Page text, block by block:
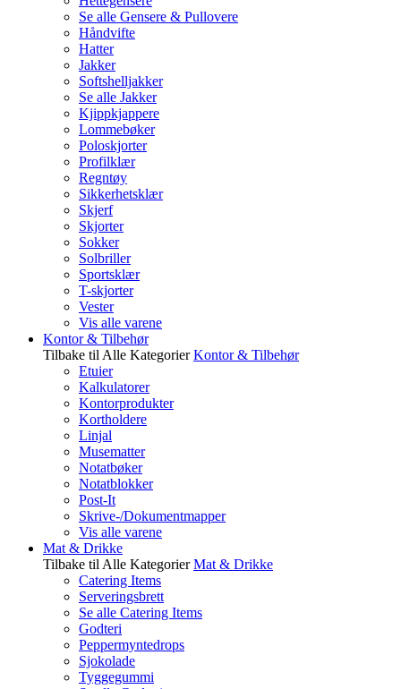
Se alle Gensere & Pullovere
Håndvifte
Hatter
Jakker
Softshelljakker
Se alle Jakker
Kjippkjappere
Lommebøker
Poloskjorter
Profilklær
Regntøy
Sikkerhetsklær
Skjerf
Skjorter
Sokker
Solbriller
Sportsklær
T-skjorter
Vester
Vis alle varene
Kontor & Tilbehør
Tilbake til Alle Kategorier Kontor & Tilbehør
Etuier
Kalkulatorer
Kontorprodukter
Kortholdere
Linjal
Musematter
Notatbøker
Notatblokker
Post-It
Skrive-/Dokumentmapper
Vis alle varene
Mat & Drikke
Tilbake til Alle Kategorier Mat & Drikke
Catering Items
Serveringsbrett
Se alle Catering Items
Godteri
Peppermyntedrops
Sjokolade
Tyggegummi